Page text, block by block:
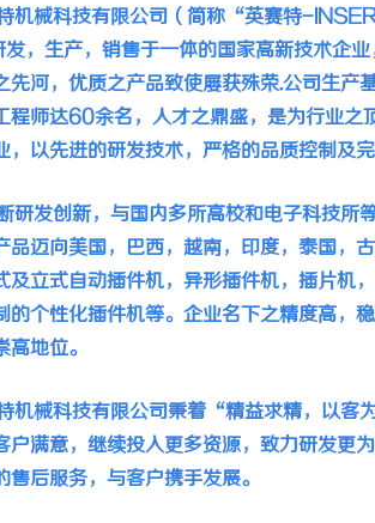
械科技有限公司（简称“英赛特-
，生产，销售于一体的国家高新技术企
先河，优质之产品致使屡获殊荣.公司生
程师达60余名，人才之鼎盛，是为行业
，以先进的研发技术，严格的品质控制及
发创新，与国内多所高校和电子科技所
品迈向美国，巴西，越南，印度，泰国，
及立式自动插件机，异形插件机，插片机
的个性化插件机等。企业名下之精度高，
地位。
械科技有限公司秉着“精益求精，以客
户满意，继续投入更多资源，致力研发更
售后服务，与客户携手发展。